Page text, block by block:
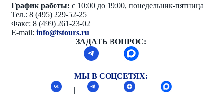
График работы: с 10:00 до 19:00, понедельник-пятница
Тел.: 8 (495) 229-52-25
Факс: 8 (499) 261-23-02
E-mail: info@tstours.ru
ЗАДАТЬ ВОПРОС:
|
МЫ В СОЦСЕТЯХ:
|
| |